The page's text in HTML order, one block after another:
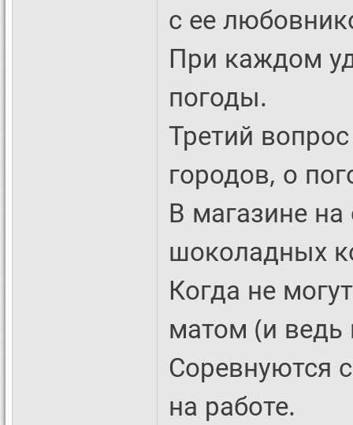
с ее
При каждом
погоды.
Третий
городов, о
В магазине
шоколадных
Когда не
матом (и ведь
Соревнуются
на работе.